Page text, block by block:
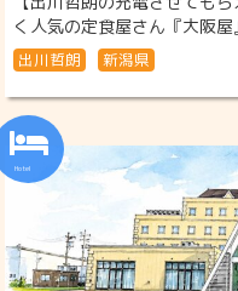
く人気の定食屋さん『大阪
出川哲朗 新潟県